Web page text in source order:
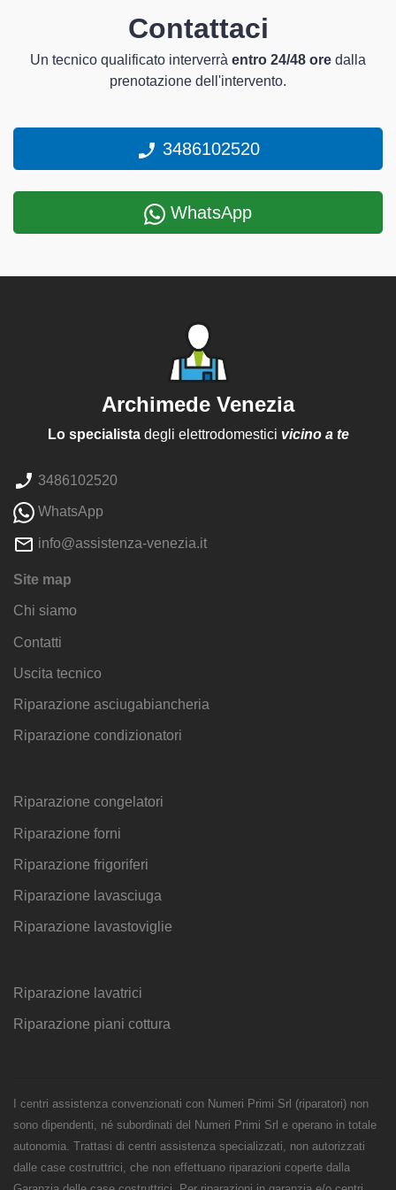
Contattaci
Un tecnico qualificato interverrà entro 24/48 ore dalla
prenotazione dell'intervento.
3486102520
WhatsApp
Archimede Venezia
Lo specialistadegli elettrodomestici vicino a te
3486102520
WhatsApp
info@assistenza-venezia.it
Site map
Chi siamo
Contatti
Uscita tecnico
Riparazione asciugabiancheria
Riparazione condizionatori
Riparazione congelatori
Riparazione forni
Riparazione frigoriferi
Riparazione lavasciuga
Riparazione lavastoviglie
Riparazione lavatrici
Riparazione piani cottura
I centri assistenza convenzionati con Numeri Primi Srl (riparatori) non
sono dipendenti, né subordinati del Numeri Primi Srl e operano in totale
autonomia. Trattasi di centri assistenza specializzati, non autorizzati
dalle case costruttrici, che non effettuano riparazioni coperte dalla